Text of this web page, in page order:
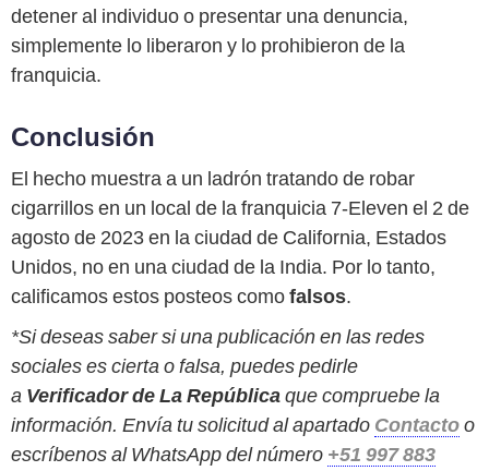
detener al individuo o presentar una denuncia,
simplemente lo liberaron y lo prohibieron de la
franquicia.
Conclusión
El hecho muestra a un ladrón tratando de robar
cigarrillos en un local de la franquicia 7-Eleven el 2 de
agosto de 2023 en la ciudad de California, Estados
Unidos, no en una ciudad de la India. Por lo tanto,
calificamos estos posteos comofalsos.
*Si deseas saber si una publicación en las redes
sociales es cierta o falsa, puedes pedirle
a Verificador de La Repúblicaque compruebe la
información. Envía tu solicitud al apartado Contactoo
escríbenos al WhatsApp del número +51 997 883